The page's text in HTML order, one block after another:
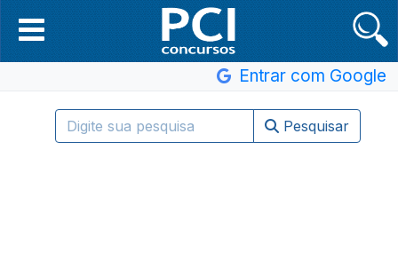
Entrar com Google
Pesquisar